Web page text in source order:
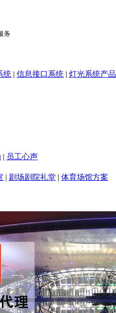
统 | 信息接口系统 | 灯光系统产品
| 员工心声
| 剧场剧院礼堂 | 体育场馆方案